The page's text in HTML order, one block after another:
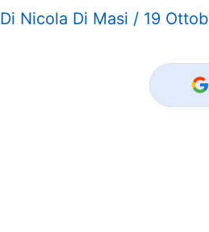
Di Nicola Di Masi / 19